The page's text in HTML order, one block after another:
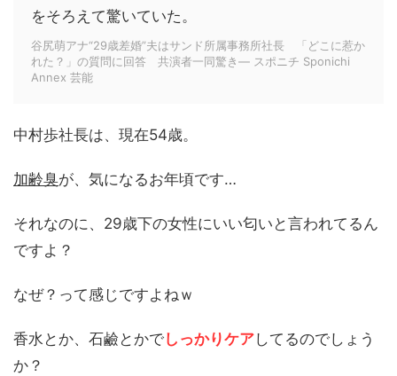
をそろえて驚いていた。
谷尻萌アナ“29歳差婚”夫はサンド所属事務所社長 「どこに惹か
れた？」の質問に回答 共演者一同驚き― スポニチ Sponichi
Annex 芸能
中村歩社長は、現在54歳。
加齢臭が、気になるお年頃です…
それなのに、29歳下の女性にいい匂いと言われてるん
ですよ？
なぜ？って感じですよねｗ
香水とか、石鹼とかでしっかりケアしてるのでしょう
か？